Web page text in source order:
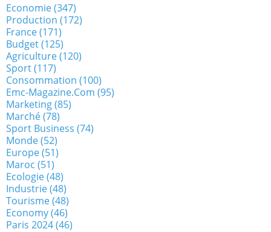
Economie(347)
Production (172)
France(171)
Budget(125)
Agriculture(120)
Sport(117)
Consommation (100)
Emc-Magazine.com (95)
Marketing(85)
Marché(78)
Sport Business (74)
Monde(52)
Europe(51)
Maroc (51)
Ecologie(48)
Industrie(48)
Tourisme(48)
Economy(46)
Paris 2024(46)